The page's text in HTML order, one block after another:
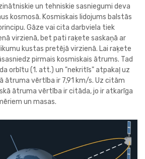
un tehniskie sasniegumi deva
kosmosā. Kosmiskais lidojums balstās
Gāze vai cita darbviela tiek
virzienā, bet pati raķete saskaņā ar
kustas pretējā virzienā. Lai raķete
pirmais kosmiskais ātrums. Tad
orbītu (1. att.) un "nekritīs" atpakaļ uz
ātruma vērtība ir 7,91 km/s. Uz citām
ātruma vērtība ir citāda, jo ir atkarīga
un masas.